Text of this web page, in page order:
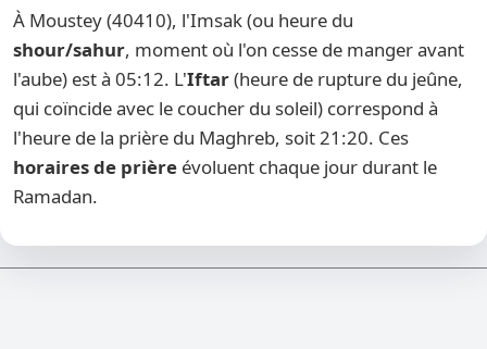
À Moustey (40410), l'Imsak (ou heure du
shour/sahur, moment où l'on cesse de manger avant
l'aube) est à 05:12. L'Iftar(heure de rupture du jeûne,
qui coïncide avec le coucher du soleil) correspond à
l'heure de la prière du Maghreb, soit 21:20. Ces
horaires de prière évoluent chaque jour durant le
Ramadan.